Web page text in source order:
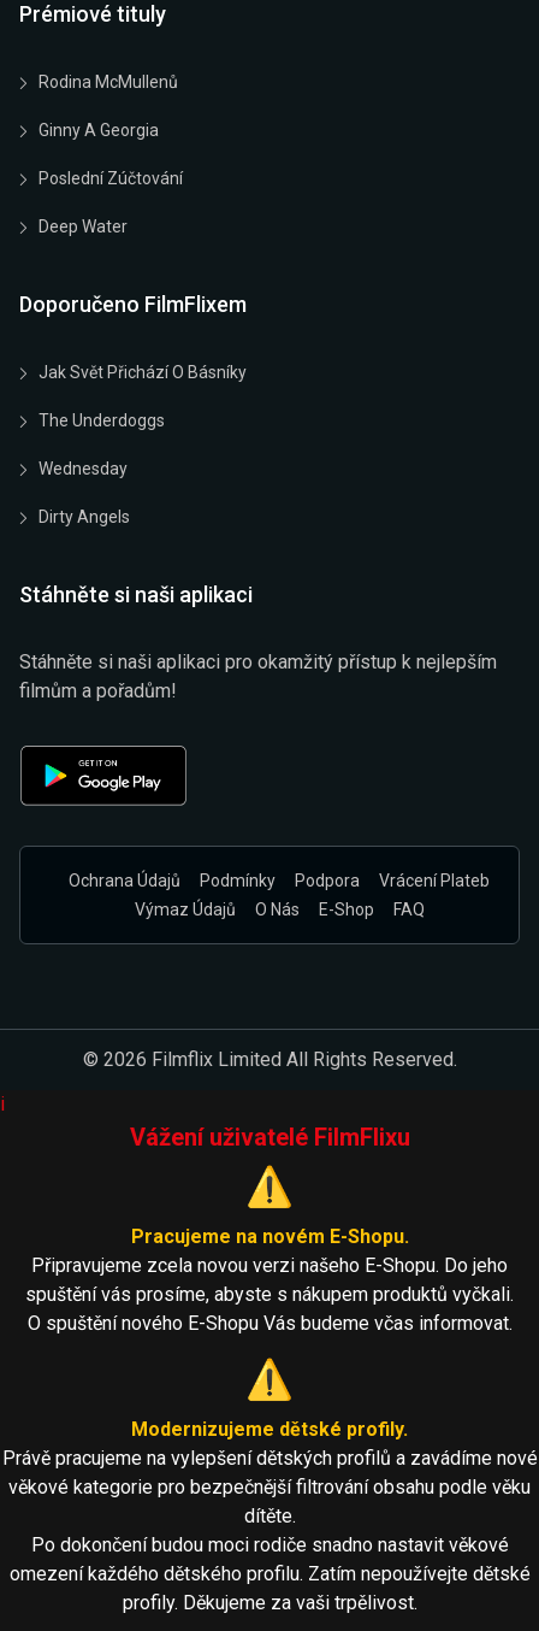
Prémiové tituly
Rodina McMullenů
Ginny A Georgia
Poslední Zúčtování
Deep Water
Doporučeno FilmFlixem
Jak Svět Přichází O Básníky
The Underdoggs
Wednesday
Dirty Angels
Stáhněte si naši aplikaci
Stáhněte si naši aplikaci pro okamžitý přístup k nejlepším
filmům a pořadům!
Ochrana Údajů Podmínky Podpora
Vrácení Plateb
Výmaz Údajů
O Nás E-Shop FAQ
© 2026 Filmflix Limited All Rights Reserved.
i
Vážení uživatelé FilmFlixu
⚠️
Pracujeme na novém E-Shopu.
Připravujeme zcela novou verzi našeho E-Shopu. Do jeho
spuštění vás prosíme, abyste s nákupem produktů vyčkali.
O spuštění nového E-Shopu Vás budeme včas informovat.
⚠️
Modernizujeme dětské profily.
Právě pracujeme na vylepšení dětských profilů a zavádíme nové
věkové kategorie pro bezpečnější filtrování obsahu podle věku
dítěte.
Po dokončení budou moci rodiče snadno nastavit věkové
omezení každého dětského profilu. Zatím nepoužívejte dětské
profily. Děkujeme za vaši trpělivost.